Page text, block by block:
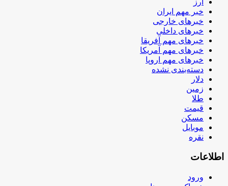
ارز
خبر مهم ایران
خبرهای خارجی
خبرهای داخلی
خبرهای مهم آفریقا
خبرهای مهم آمریکا
خبرهای مهم اروپا
دسته‌بندی نشده
دلار
زمین
طلا
قیمت
مسکن
موبایل
نقره
اطلاعات
ورود